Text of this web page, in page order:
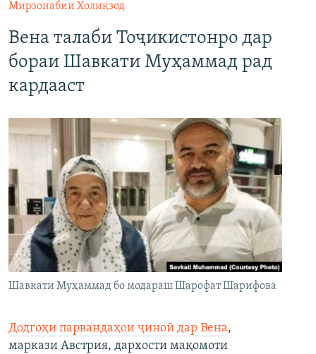
Мирзонабии Холиқзод
Вена талаби Тоҷикистонро дар
бораи Шавкати Муҳаммад рад
кардааст
Шавкати Муҳаммад бо модараш Шарофат Шарифова
Додгоҳи парвандаҳои ҷиноӣ дар Вена,
маркази Австрия, дархости мақомоти